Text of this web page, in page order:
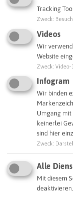
Adresse:
Sirene Hochstraße
Hochstraße 220
45661
Interaktive
SCHLAGWORTE
So ordnen
Tracking
Zweck
Videos
Wir
Website
Zweck Video-
Infogram
Wir binden
Umgang mit
keinerlei
sind hier
Zweck
Alle
Mit diesem
deaktivieren.